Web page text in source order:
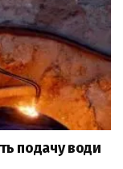
подачу води